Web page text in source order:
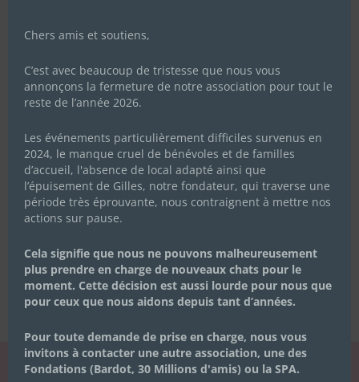
Chers amis et soutiens,
C’est avec beaucoup de tristesse que nous vous
annonçons la fermeture de notre association pour tout le
reste de l’année 2026.
Les événements particulièrement difficiles survenus en
2024, le manque cruel de bénévoles et de familles
d’accueil, l'absence de local adapté ainsi que
l’épuisement de Gilles, notre fondateur, qui traverse une
période très éprouvante, nous contraignent à mettre nos
actions sur pause.
Cela signifie que nous ne pouvons malheureusement
plus prendre en charge de nouveaux chats pour le
moment. Cette décision est aussi lourde pour nous que
pour ceux que nous aidons depuis tant d’années.
Pour toute demande de prise en charge, nous vous
invitons à contacter une autre association, une des
Fondations (Bardot, 30 Millions d'amis) ou la SPA.